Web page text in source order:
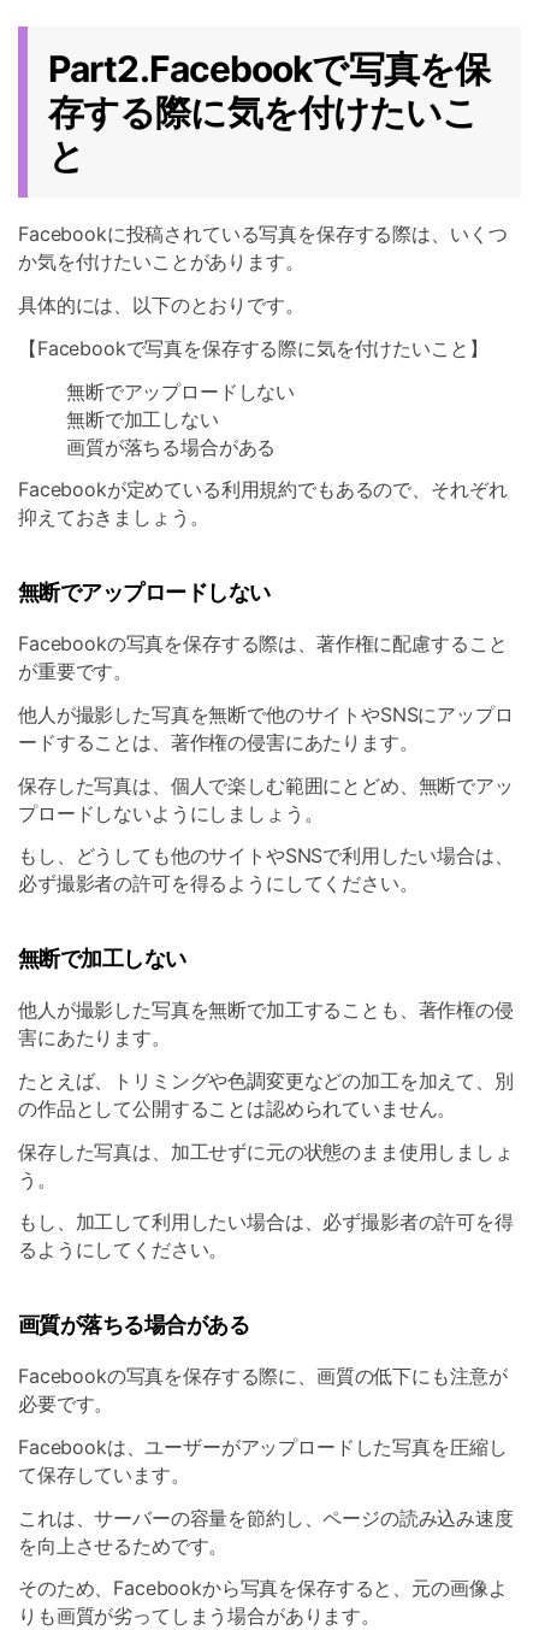
Part2.Facebookで写真を保
存する際に気を付けたいこ
と
Facebookに投稿されている写真を保存する際は、いくつ
か気を付けたいことがあります。
具体的には、以下のとおりです。
【Facebookで写真を保存する際に気を付けたいこと】
無断でアップロードしない
無断で加工しない
画質が落ちる場合がある
Facebookが定めている利用規約でもあるので、それぞれ
抑えておきましょう。
無断でアップロードしない
Facebookの写真を保存する際は、著作権に配慮すること
が重要です。
他人が撮影した写真を無断で他のサイトやSNSにアップロ
ードすることは、著作権の侵害にあたります。
保存した写真は、個人で楽しむ範囲にとどめ、無断でアッ
プロードしないようにしましょう。
もし、どうしても他のサイトやSNSで利用したい場合は、
必ず撮影者の許可を得るようにしてください。
無断で加工しない
他人が撮影した写真を無断で加工することも、著作権の侵
害にあたります。
たとえば、トリミングや色調変更などの加工を加えて、別
の作品として公開することは認められていません。
保存した写真は、加工せずに元の状態のまま使用しましょ
う。
もし、加工して利用したい場合は、必ず撮影者の許可を得
るようにしてください。
画質が落ちる場合がある
Facebookの写真を保存する際に、画質の低下にも注意が
必要です。
Facebookは、ユーザーがアップロードした写真を圧縮し
て保存しています。
これは、サーバーの容量を節約し、ページの読み込み速度
を向上させるためです。
そのため、Facebookから写真を保存すると、元の画像よ
りも画質が劣ってしまう場合があります。